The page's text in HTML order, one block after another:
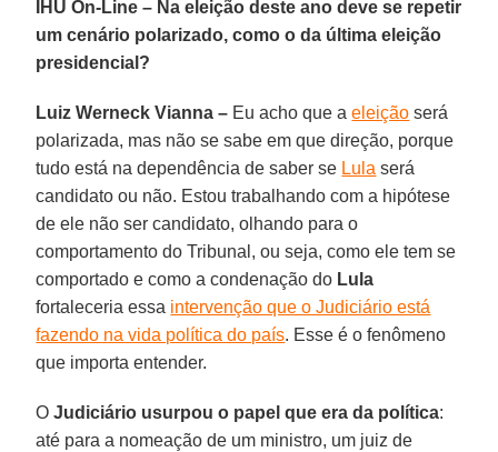
IHU On-Line – Na eleição deste ano deve se repetir
um cenário polarizado, como o da última eleição
presidencial?
Luiz Werneck Vianna – Eu acho que aeleição será
polarizada, mas não se sabe em que direção, porque
tudo está na dependência de saber se Lula será
candidato ou não. Estou trabalhando com a hipótese
de ele não ser candidato, olhando para o
comportamento do Tribunal, ou seja, como ele tem se
comportado e como a condenação do Lula
fortaleceria essa intervenção que o Judiciário está
fazendo na vida política do país. Esse é o fenômeno
que importa entender.
OJudiciário usurpou o papel que era da política:
até para a nomeação de um ministro, um juiz de